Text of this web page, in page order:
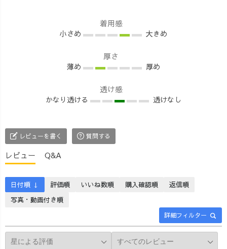
着用感
小さめ 大きめ
厚さ
薄め 厚め
透け感
かなり透ける 透けなし
レビューを書く 質問する
レビュー Q&A
詳細フィルター
日付順 ↓ 評価順 いいね数順 購入確認順
返信順
写真・動画付き順